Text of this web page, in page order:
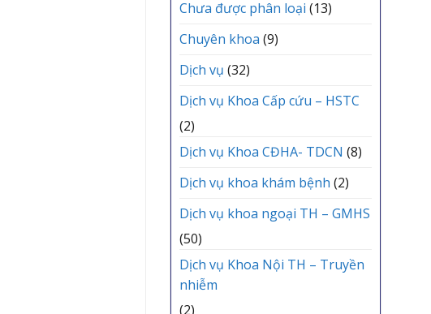
Chưa được phân loại (13)
Chuyên khoa (9)
Dịch vụ (32)
Dịch vụ Khoa Cấp cứu – HSTC
(2)
Dịch vụ Khoa CĐHA- TDCN (8)
Dịch vụ khoa khám bệnh (2)
Dịch vụ khoa ngoại TH – GMHS
(50)
Dịch vụ Khoa Nội TH – Truyền
nhiễm
(2)